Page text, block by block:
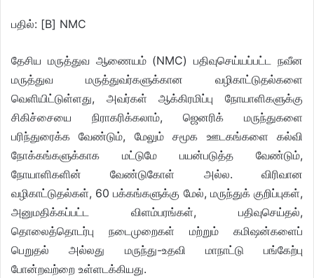
பதில்: [B] NMC
தேசிய மருத்துவ ஆணையம் (NMC) பதிவுசெய்யப்பட்ட நவீன
மருத்துவ மருத்துவர்களுக்கான வழிகாட்டுதல்களை
வெளியிட்டுள்ளது, அவர்கள் ஆக்கிரமிப்பு நோயாளிகளுக்கு
சிகிச்சையை நிராகரிக்கலாம், ஜெனரிக் மருந்துகளை
பரிந்துரைக்க வேண்டும், மேலும் சமூக ஊடகங்களை கல்வி
நோக்கங்களுக்காக மட்டுமே பயன்படுத்த வேண்டும்,
நோயாளிகளின் வேண்டுகோள் அல்ல. விரிவான
வழிகாட்டுதல்கள், 60 பக்கங்களுக்கு மேல், மருந்துக் குறிப்புகள்,
அனுமதிக்கப்பட்ட விளம்பரங்கள், பதிவுசெய்தல்,
தொலைத்தொடர்பு நடைமுறைகள் மற்றும் கமிஷன்களைப்
பெறுதல் அல்லது மருந்து-உதவி மாநாட்டு பங்கேற்பு
போன்றவற்றை உள்ளடக்கியது.